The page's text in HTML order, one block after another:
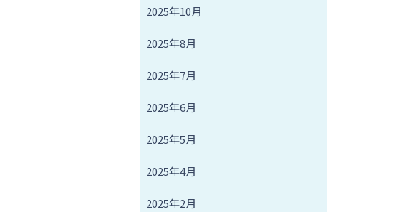
2025年10月
2025年8月
2025年7月
2025年6月
2025年5月
2025年4月
2025年2月